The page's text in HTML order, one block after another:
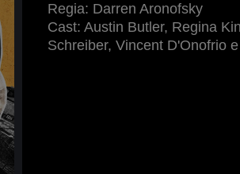
Regia: Darren Aronofsky
Cast: Austin Butler, Regina
Schreiber, Vincent D'Onofrio